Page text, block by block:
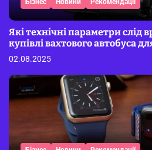
Бізнес Новини Рекомендації
Які технічні параметри слід
купівлі вахтового автобуса
02.08.2025